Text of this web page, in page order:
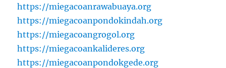
https://miegacoanrawabuaya.org
https://miegacoanpondokindah.org
https://miegacoangrogol.org
https://miegacoankalideres.org
https://miegacoanpondokgede.org